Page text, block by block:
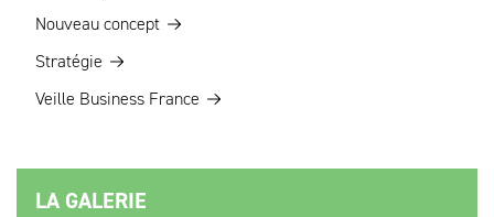
Nouveau concept
Stratégie
Veille Business France
LA GALERIE